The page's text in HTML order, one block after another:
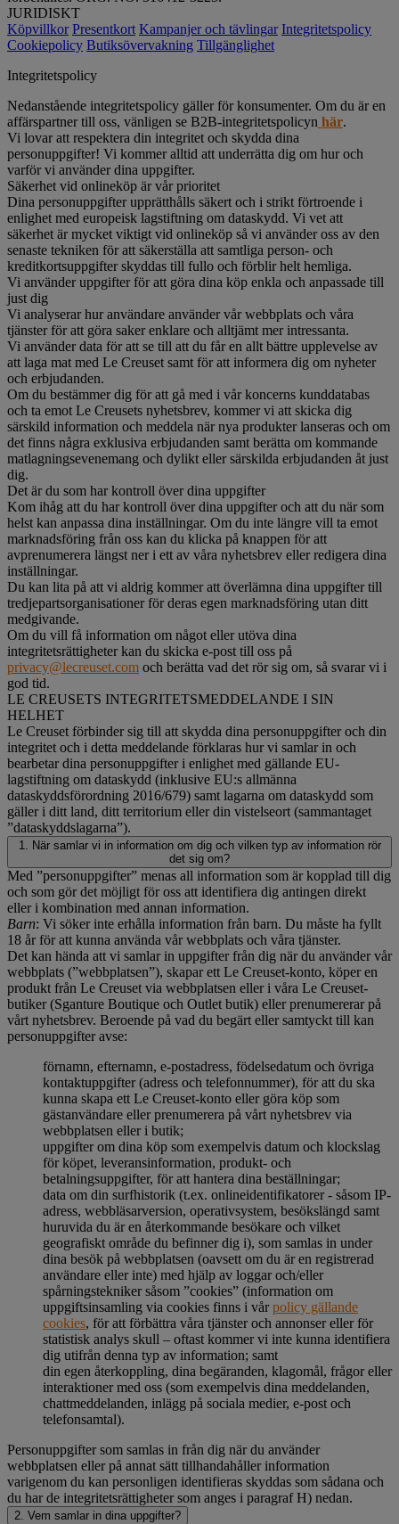
JURIDISKT
Köpvillkor Presentkort Kampanjer och tävlingar Integritetspolicy
Cookiepolicy Butiksövervakning Tillgänglighet
Integritetspolicy
Nedanstående integritetspolicy gäller för konsumenter. Om du är en
affärspartner till oss, vänligen se B2B-integritetspolicyn här.
Vi lovar att respektera din integritet och skydda dina
personuppgifter! Vi kommer alltid att underrätta dig om hur och
varför vi använder dina uppgifter.
Säkerhet vid onlineköp är vår prioritet
Dina personuppgifter upprätthålls säkert och i strikt förtroende i
enlighet med europeisk lagstiftning om dataskydd. Vi vet att
säkerhet är mycket viktigt vid onlineköp så vi använder oss av den
senaste tekniken för att säkerställa att samtliga person- och
kreditkortsuppgifter skyddas till fullo och förblir helt hemliga.
Vi använder uppgifter för att göra dina köp enkla och anpassade till
just dig
Vi analyserar hur användare använder vår webbplats och våra
tjänster för att göra saker enklare och alltjämt mer intressanta.
Vi använder data för att se till att du får en allt bättre upplevelse av
att laga mat med Le Creuset samt för att informera dig om nyheter
och erbjudanden.
Om du bestämmer dig för att gå med i vår koncerns kunddatabas
och ta emot Le Creusets nyhetsbrev, kommer vi att skicka dig
särskild information och meddela när nya produkter lanseras och om
det finns några exklusiva erbjudanden samt berätta om kommande
matlagningsevenemang och dylikt eller särskilda erbjudanden åt just
dig.
Det är du som har kontroll över dina uppgifter
Kom ihåg att du har kontroll över dina uppgifter och att du när som
helst kan anpassa dina inställningar. Om du inte längre vill ta emot
marknadsföring från oss kan du klicka på knappen för att
avprenumerera längst ner i ett av våra nyhetsbrev eller redigera dina
inställningar.
Du kan lita på att vi aldrig kommer att överlämna dina uppgifter till
tredjepartsorganisationer för deras egen marknadsföring utan ditt
medgivande.
Om du vill få information om något eller utöva dina
integritetsrättigheter kan du skicka e-post till oss på
privacy@lecreuset.com och berätta vad det rör sig om, så svarar vi i
god tid.
LE CREUSETS INTEGRITETSMEDDELANDE I SIN
HELHET
Le Creuset förbinder sig till att skydda dina personuppgifter och din
integritet och i detta meddelande förklaras hur vi samlar in och
bearbetar dina personuppgifter i enlighet med gällande EU-
lagstiftning om dataskydd (inklusive EU:s allmänna
dataskyddsförordning 2016/679) samt lagarna om dataskydd som
gäller i ditt land, ditt territorium eller din vistelseort (sammantaget
”dataskyddslagarna”).
1. När samlar vi in information om dig och vilken typ av information rör
det sig om?
Med ”personuppgifter” menas all information som är kopplad till dig
och som gör det möjligt för oss att identifiera dig antingen direkt
eller i kombination med annan information.
Barn: Vi söker inte erhålla information från barn. Du måste ha fyllt
18 år för att kunna använda vår webbplats och våra tjänster.
Det kan hända att vi samlar in uppgifter från dig när du använder vår
webbplats (”webbplatsen”), skapar ett Le Creuset-konto, köper en
produkt från Le Creuset via webbplatsen eller i våra Le Creuset-
butiker (Sganture Boutique och Outlet butik) eller prenumererar på
vårt nyhetsbrev. Beroende på vad du begärt eller samtyckt till kan
personuppgifter avse:
förnamn, efternamn, e-postadress, födelsedatum och övriga
kontaktuppgifter (adress och telefonnummer), för att du ska
kunna skapa ett Le Creuset-konto eller göra köp som
gästanvändare eller prenumerera på vårt nyhetsbrev via
webbplatsen eller i butik;
uppgifter om dina köp som exempelvis datum och klockslag
för köpet, leveransinformation, produkt- och
betalningsuppgifter, för att hantera dina beställningar;
data om din surfhistorik (t.ex. onlineidentifikatorer - såsom IP-
adress, webbläsarversion, operativsystem, besökslängd samt
huruvida du är en återkommande besökare och vilket
geografiskt område du befinner dig i), som samlas in under
dina besök på webbplatsen (oavsett om du är en registrerad
användare eller inte) med hjälp av loggar och/eller
spårningstekniker såsom ”cookies” (information om
uppgiftsinsamling via cookies finns i vårpolicy gällande
cookies, för att förbättra våra tjänster och annonser eller för
statistisk analys skull – oftast kommer vi inte kunna identifiera
dig utifrån denna typ av information; samt
din egen återkoppling, dina begäranden, klagomål, frågor eller
interaktioner med oss (som exempelvis dina meddelanden,
chattmeddelanden, inlägg på sociala medier, e-post och
telefonsamtal).
Personuppgifter som samlas in från dig när du använder
webbplatsen eller på annat sätt tillhandahåller information
varigenom du kan personligen identifieras skyddas som sådana och
du har de integritetsrättigheter som anges i paragraf H) nedan.
2. Vem samlar in dina uppgifter?